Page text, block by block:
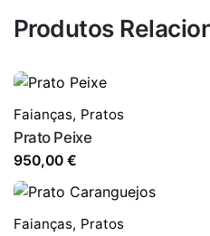
Produtos
Faianças, Pratos
Prato Peixe
950,00 €
Faianças, Pratos